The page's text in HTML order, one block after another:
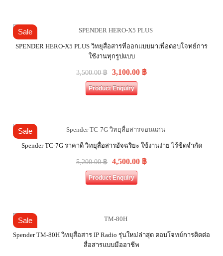
Sale
SPENDER HERO-X5 PLUS วิทยุสื่อสารที่ออกแบบมาเพื่อตอบโจทย์การ
ใช้งานทุกรูปแบบ
3,500.00฿ 3,100.00 ฿
Product Enquiry
Sale
Spender TC-7G ราคาดี วิทยุสื่อสารอัจฉริยะ ใช้งานง่าย ไร้ขีดจำกัด
5,200.00฿ 4,500.00 ฿
Product Enquiry
Sale
Spender TM-80H วิทยุสื่อสาร IP Radio รุ่นใหม่ล่าสุด ตอบโจทย์การติดต่อ
สื่อสารแบบมืออาชีพ